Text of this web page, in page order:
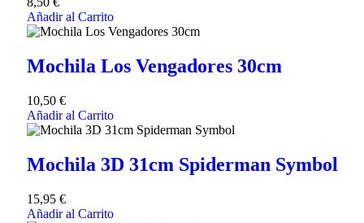
Añadir al Carrito
Mochila Los Vengadores 30cm
10,50 €
Añadir al Carrito
Mochila 3D 31cm Spiderman Symbol
15,95 €
Añadir al Carrito